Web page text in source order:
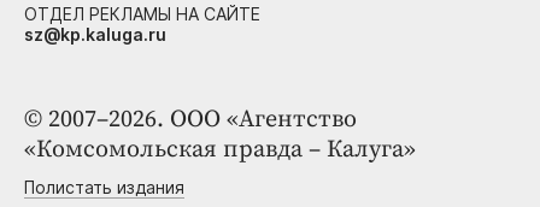
© 2007–2026. ООО «Агентство
«Комсомольская правда – Калуга»
Полистать издания
ОТДЕЛ РЕКЛАМЫ НА САЙТЕ
sz@kp.kaluga.ru